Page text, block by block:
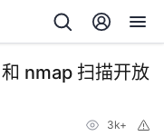
nmap 扫描开放
3k+